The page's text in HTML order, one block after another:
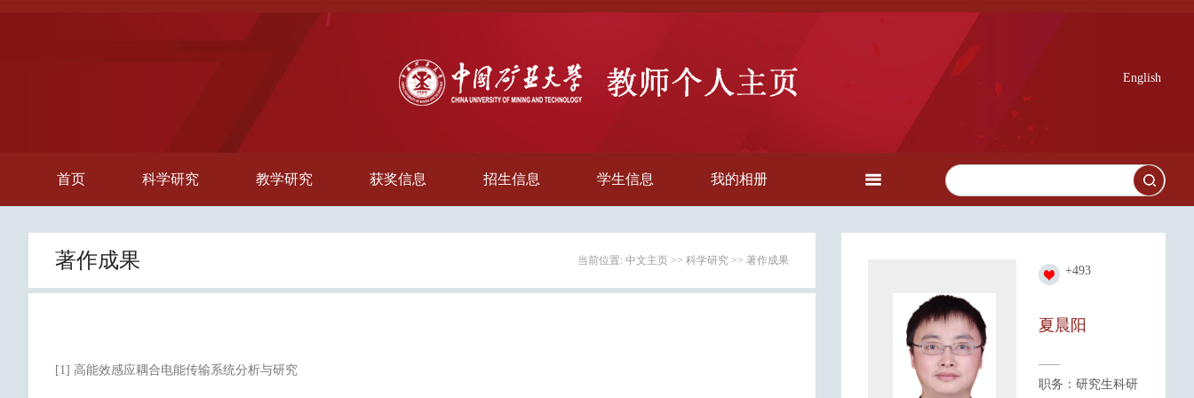
English
首页 科学研究 教学研究 获奖信息 招生信息 学生信息 我的相册
著作成果 当前位置: 中文主页 >> 科学研究 >> 著作成果
[1] 高能效感应耦合电能传输系统分析与研究
+493
夏晨阳
职务：研究生科研